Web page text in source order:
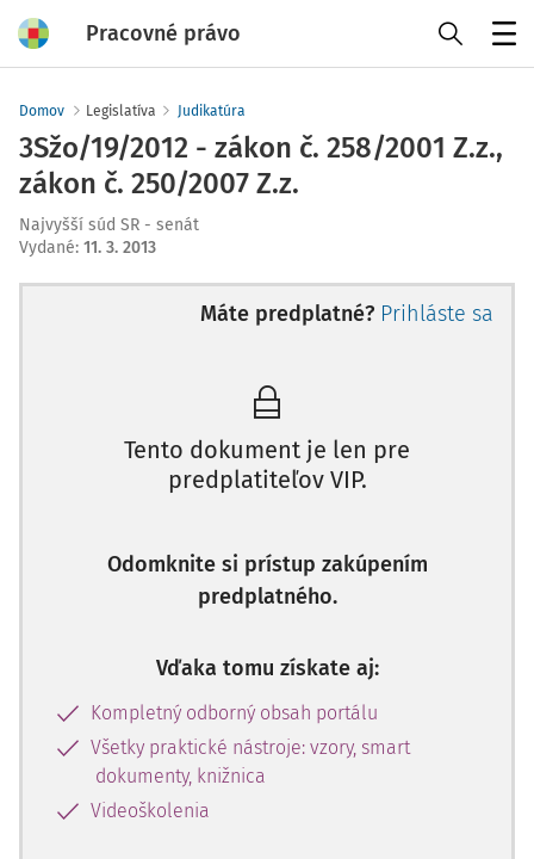
Pracovné právo
Domov Legislatíva Judikatúra
3Sžo/19/2012 - zákon č. 258/2001 Z.z.,
zákon č. 250/2007 Z.z.
Najvyšší súd SR - senát
Vydané: 11. 3. 2013
Máte predplatné? Prihláste sa
Tento dokument je len pre
predplatiteľov VIP.
Odomknite si prístup zakúpením
predplatného.
Vďaka tomu získate aj:
Kompletný odborný obsah portálu
Všetky praktické nástroje: vzory, smart
dokumenty, knižnica
Videoškolenia